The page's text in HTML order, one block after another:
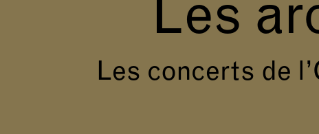
Les
Les concerts de